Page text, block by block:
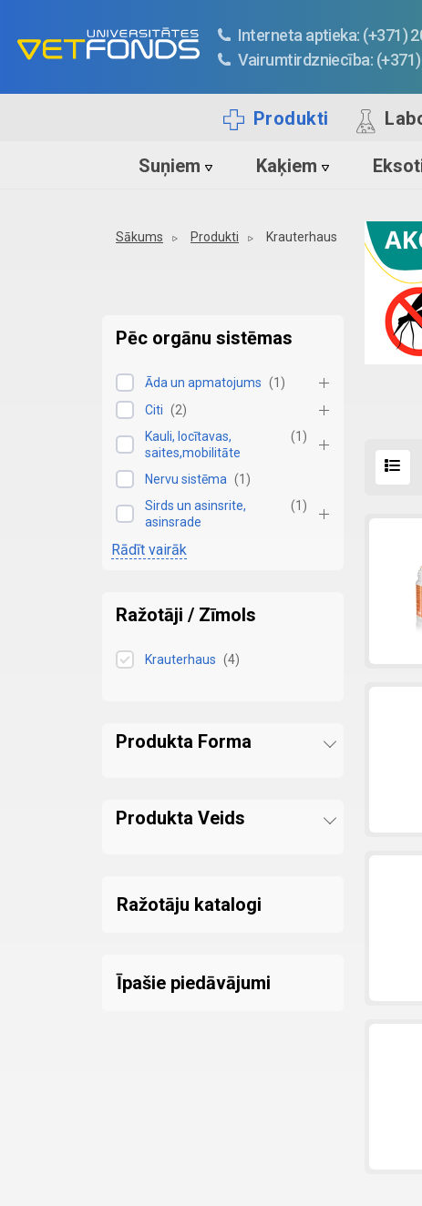
Interneta aptieka: (+371)
Vairumtirdzniecība:
Produkti
Suņiem Kaķiem
Sākums Produkti Krauterhaus
Pēc orgānu sistēmas
Āda un apmatojums (1 )
Citi (2)
Kauli, locītavas,
saites,mobilitāte
(1 )
Nervu sistēma (1 )
Sirds un asinsrite,
asinsrade
(1 )
Rādīt vairāk
Ražotāji / Zīmols
Krauterhaus (4)
Produkta Forma
Produkta Veids
Ražotāju katalogi
Īpašie piedāvājumi